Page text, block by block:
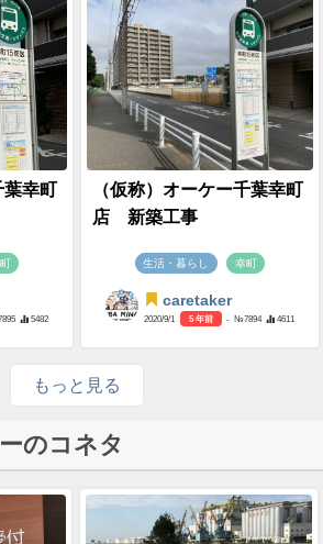
葉幸町
5482
（仮称）オーケー千葉幸町
店 新築工事
生活・暮らし 幸町
caretaker
2020/9/1 5 年前 - №7894 4611
もっと見る
のコネタ